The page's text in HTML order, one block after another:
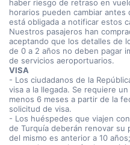
haber riesgo de retraso en
horarios pueden cambiar antes
está obligada a notificar estos
Nuestros pasajeros han
aceptando que los detalles de
de 0 a 2 años no deben pagar
de servicios aeroportuarios.
VISA
- Los ciudadanos de la
visa a la llegada. Se requiere
menos 6 meses a partir de la
solicitud de visa.
- Los huéspedes que viajen
de Turquía deberán renovar su
del mismo es anterior a 10